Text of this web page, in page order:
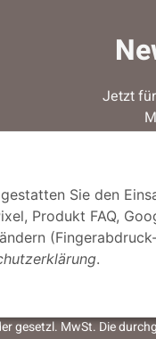
Sie den
Produkt FAQ,
.
Jetzt
gesetzl. MwSt. Die